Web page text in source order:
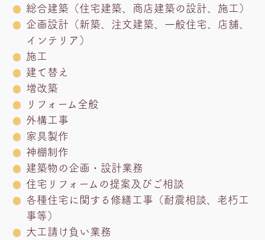
総合建築（住宅建築、商店建築の設計、施工）
企画設計（新築、注文建築、一般住宅、店舗、
インテリア）
施工
建て替え
増改築
リフォーム全般
外構工事
家具製作
神棚制作
建築物の企画・設計業務
住宅リフォームの提案及びご相談
各種住宅に関する修繕工事（耐震相談、老朽工
事等）
大工請け負い業務